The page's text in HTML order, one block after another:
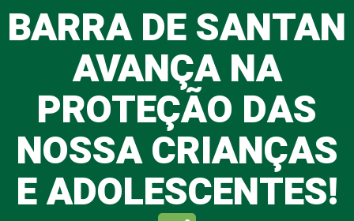
BARRA DE SANTAN
AVANÇA NA
PROTEÇÃO DAS
NOSSA CRIANÇAS
E ADOLESCENTES!